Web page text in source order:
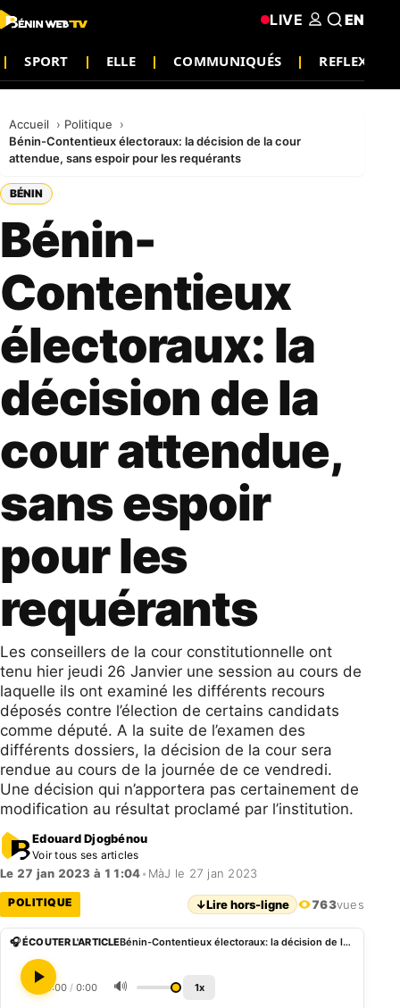
SPORT ELLE COMMUNIQUÉS
LIVE EN
Accueil
Politique
Bénin-Contentieux électoraux: la décision de la cour
attendue, sans espoir pour les requérants
BÉNIN
Bénin-
Contentieux
électoraux: la
décision de la
cour attendue,
sans espoir
pour les
requérants
Les conseillers de la cour constitutionnelle ont
tenu hier jeudi 26 Janvier une session au cours de
laquelle ils ont examiné les différents recours
déposés contre l’élection de certains candidats
comme député. A la suite de l’examen des
différents dossiers, la décision de la cour sera
rendue au cours de la journée de ce vendredi.
Une décision qui n’apportera pas certainement de
modification au résultat proclamé par l’institution.
Edouard Djogbénou
Voir tous ses articles
Le 27 jan 2023 à 11:04• MàJ le 27 jan 2023
POLITIQUE ↓Lire hors-ligne 763vues
🎧 ÉCOUTER L'ARTICLE Bénin-Contentieux électoraux: la décision de la cour attendue, sans espoir pour les requérants
0:00 / 0:00 🔊 1x